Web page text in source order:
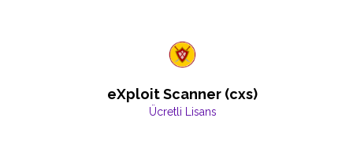
eXploit Scanner (cxs)
Ücretli Lisans